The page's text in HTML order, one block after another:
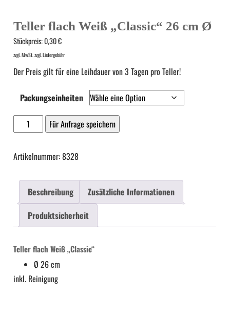
Teller flach Weiß „Classic“ 26 cm Ø
Stückpreis:0,30€
zzgl. MwSt. zzgl. Liefergebühr
Der Preis gilt für eine Leihdauer von 3 Tagen pro Teller!
Packungseinheiten
Teller
flach
Weiß
26
Menge
Für Anfrage speichern
Artikelnummer: 8328
Beschreibung
Zusätzliche Informationen
Produktsicherheit
Teller flach Weiß „Classic“
Ø 26 cm
inkl. Reinigung